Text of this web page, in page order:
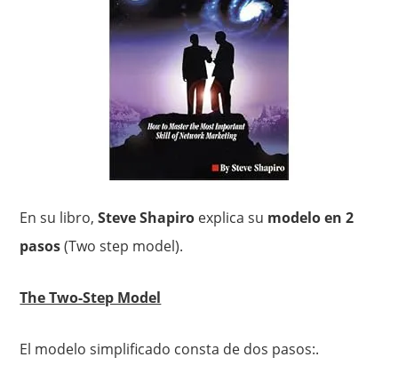
En su libro,Steve Shapiro explica su modelo en 2
pasos(Two step model).
The Two-Step Model
El modelo simplificado consta de dos pasos:.